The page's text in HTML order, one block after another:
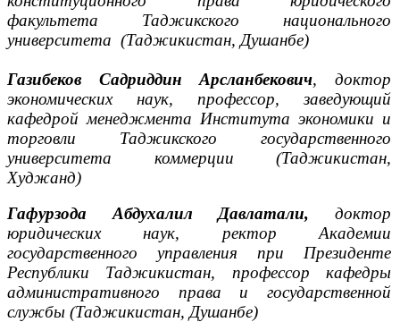
факультета Таджикского национального
университета (Таджикистан, Душанбе)
Газибеков Садриддин Арсланбекович, доктор
экономических наук, профессор, заведующий
кафедрой менеджмента Института экономики и
торговли Таджикского государственного
университета коммерции (Таджикистан,
Худжанд)
Гафурзода Абдухалил Давлатали,доктор
юридических наук, ректор Академии
государственного управления при Президенте
Республики Таджикистан, профессор кафедры
административного права и государственной
службы (Таджикистан, Душанбе)